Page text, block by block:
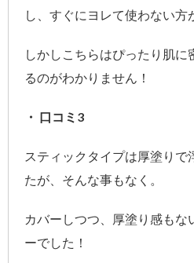
し、すぐにヨレて使わない
しかしこちらはぴったり肌に
るのがわかりません！
・ 口コミ3
スティックタイプは厚塗りで
たが、そんな事もなく。
カバーしつつ、厚塗り感もな
ーでした！